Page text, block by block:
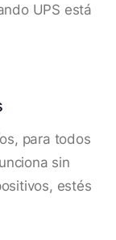
UPS está
para todos
sin
estés